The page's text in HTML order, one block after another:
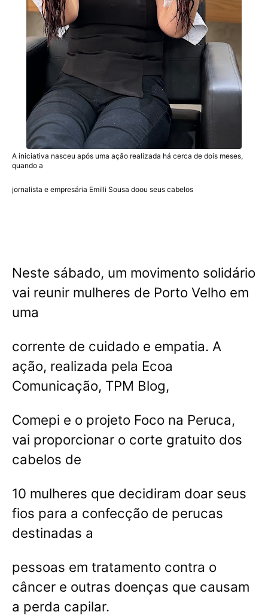
A iniciativa nasceu após uma ação realizada há cerca de dois meses,
quando a
jornalista e empresária Emilli Sousa doou seus cabelos
Neste sábado, um movimento solidário
vai reunir mulheres de Porto Velho em
uma
corrente de cuidado e empatia. A
ação, realizada pela Ecoa
Comunicação, TPM Blog,
Comepi e o projeto Foco na Peruca,
vai proporcionar o corte gratuito dos
cabelos de
10 mulheres que decidiram doar seus
fios para a confecção de perucas
destinadas a
pessoas em tratamento contra o
câncer e outras doenças que causam
a perda capilar.